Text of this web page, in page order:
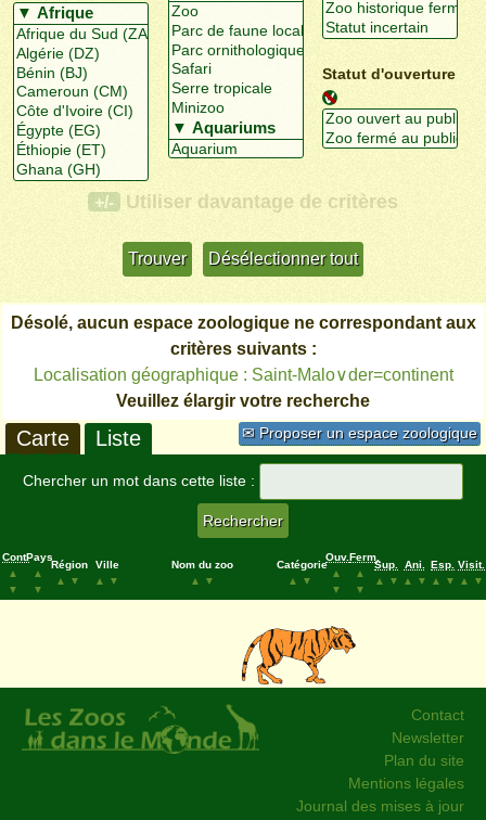
Statut d'ouverture
+/- Utiliser davantage de critères
Désolé, aucun espace zoologique ne correspondant aux
critères suivants :
Localisation géographique : Saint-Malo∨der=continent
Veuillez élargir votre recherche
✉ Proposer un espace zoologique
Carte Liste
Chercher un mot dans cette liste :
Cont.
▲
▼
Pays
▲
▼
Région
▲
▼
Ville
▲
▼
Nom du zoo
▲
▼
Catégorie
▲
▼
Ouv.
▲
▼
Ferm.
▲
▼
Sup.
▲
▼
Ani.
▲
▼
Esp.
▲
▼
Visit.
▲
▼
Contact
Newsletter
Plan du site
Mentions légales
Journal des mises à jour